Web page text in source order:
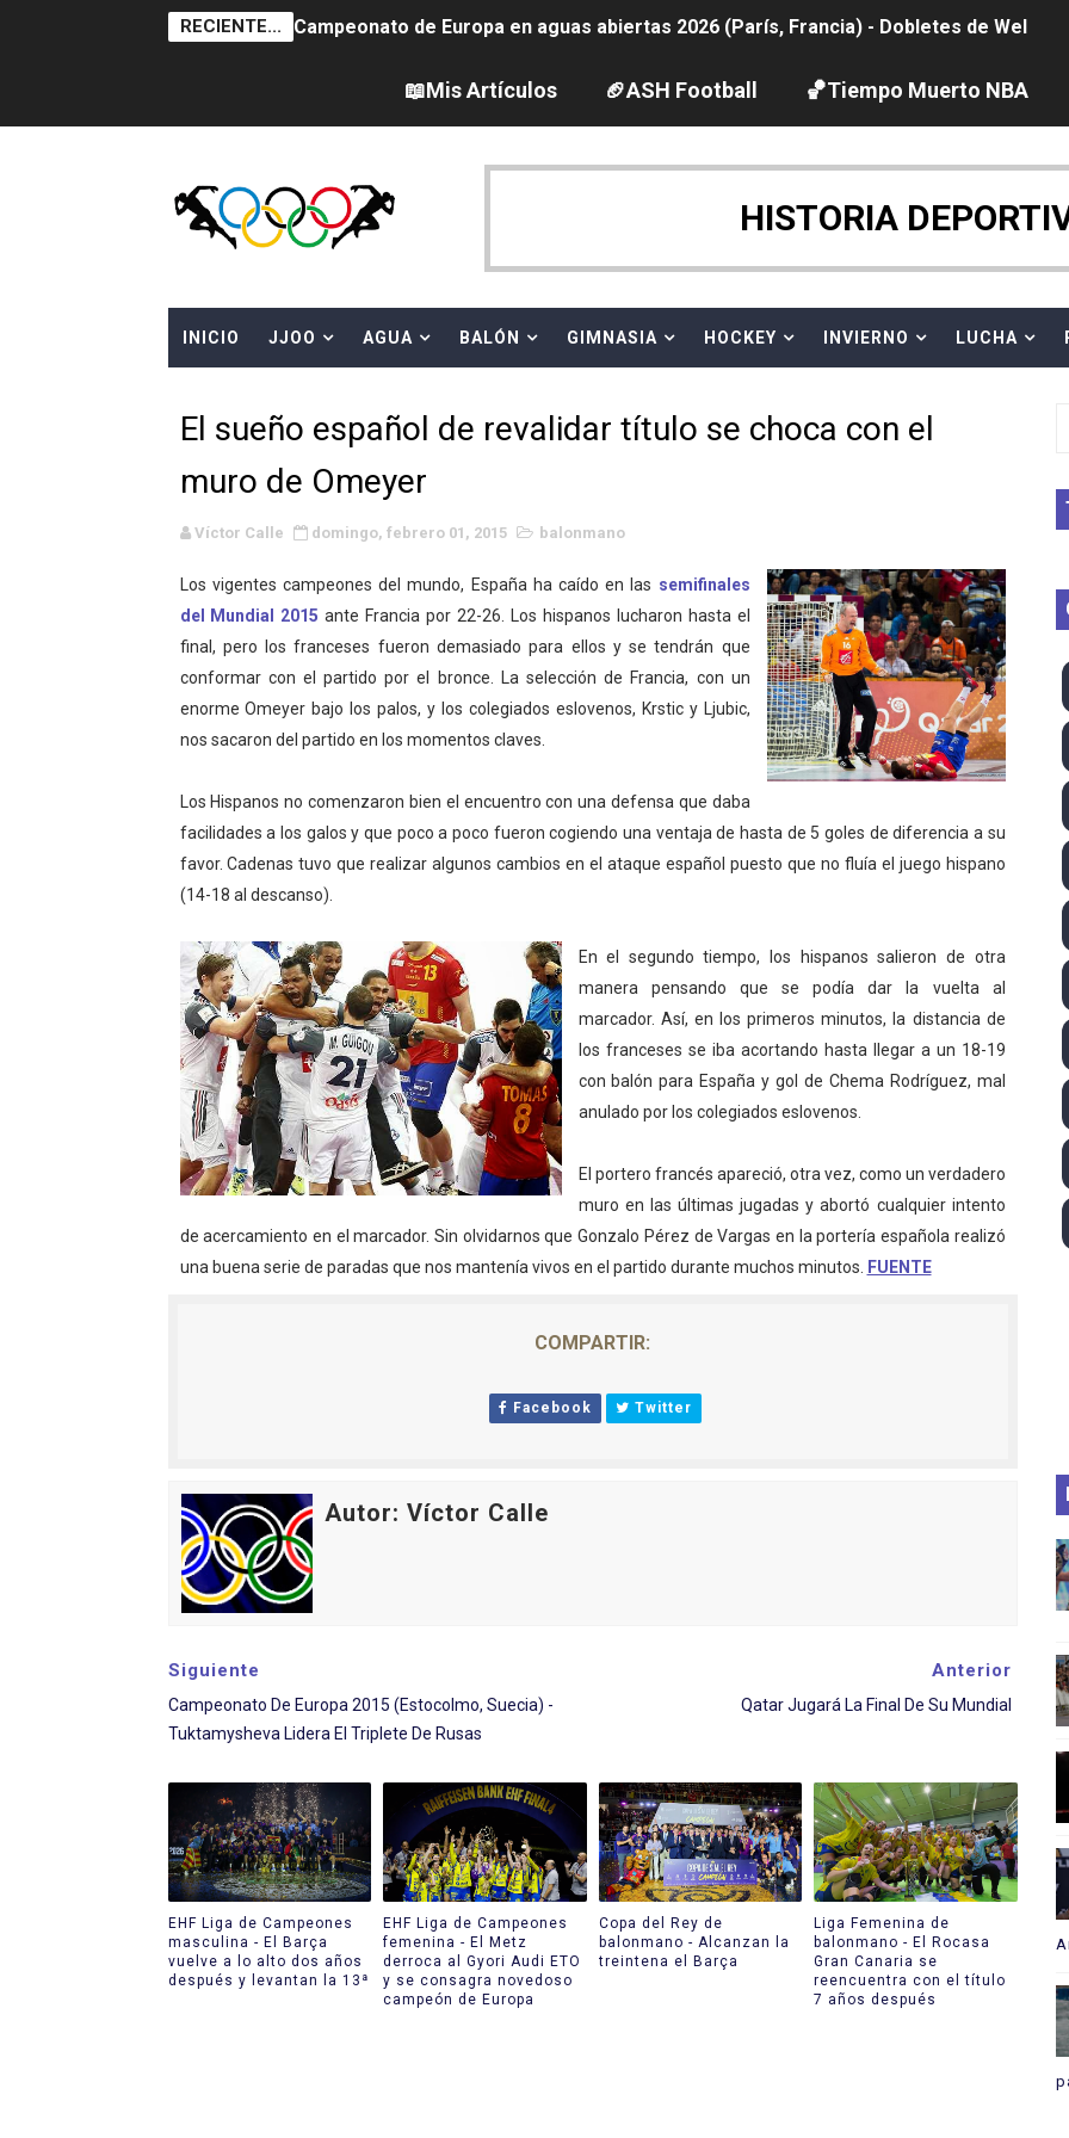
RECIENTE... Campeonato de Europa en aguas abiertas 2026 (París, Francia) - Dobletes de
Campeonato de Europa de pentatlón moderno 2026 (Estambul, Turquía)
Mundial de MotoGP 2026 - GP Gran Bretaña
Canadian Football League 2026 - Week 10
EFA y AFLE 2026 - Regular season
Campeonato de Europa de natación artística 2026 (París, Francia) - España se lleva 8
Grandes éxitos por fin para Chelsea Green, Chad Gable y Baron Corbin en
Campeonato de Europa de MTB 2026 (Monteceneri, Suiza) - Charlie Aldridge y Sina
Campeonato de Europa de remo 2026 (Varese, Italia) - Rumanía, Alemania y Gran
Mundial de lacrosse femenino 2026 (Tokio, Japón) - Estados Unidos invencibles, ya
Máxima celebración en el último Impact! con Jason Hotch como nuevo TNA
Mundial de esgrima 2026 (Hong Kong) - La delegación italiana arrasa con 4 oros y 4
Raquel Rodriguez es la nueva monarca Intercontinental, su primer título individual en
Athletes Unlimited Softball League 2026 - Las Utah Talons son bicampeonas de la
Mundial de piragüismo slalom 2026 (Oklahoma City, Estados Unidos) - Miquel Travé
AEW - Willow al fin es campeona mundial y Maya World arrebata el título TBS a Hikaru
Tour de Francia masculino 2026 - Tadej Pogacar entra en el selecto grupo de los
Mundial de Fórmula 1 2026 - Lando Norris consigue en Hungría su primera victoria
Copa del Mundo femenina 2026 - Estados Unidos campeón dejando a España a las
Mundial Fórmula E 2026 - Victorias de Ticktum y de Vries en Tokyo, con doble podio
Women's Football Alliance 2026 - Minnesota Vixen consigue su ansiado primer título de
📖Mis Artículos 🏈ASH Football 🏀Tiempo Muerto NBA
HISTORIA
INICIO JJOO AGUA BALÓN GIMNASIA HOCKEY INVIERNO LUCHA
El sueño español de revalidar título se choca con el
muro de Omeyer
Víctor Calle domingo, febrero 01, 2015 balonmano
Los vigentes campeones del mundo, España ha caído en las semifinales
del Mundial 2015 ante Francia por 22-26. Los hispanos lucharon hasta el
final, pero los franceses fueron demasiado para ellos y se tendrán que
conformar con el partido por el bronce. La selección de Francia, con un
enorme Omeyer bajo los palos, y los colegiados eslovenos, Krstic y Ljubic,
nos sacaron del partido en los momentos claves.
Los Hispanos no comenzaron bien el encuentro con una defensa que daba
facilidades a los galos y que poco a poco fueron cogiendo una ventaja de hasta de 5 goles de diferencia a su
favor. Cadenas tuvo que realizar algunos cambios en el ataque español puesto que no fluía el juego hispano
(14-18 al descanso).
En el segundo tiempo, los hispanos salieron de otra
manera pensando que se podía dar la vuelta al
marcador. Así, en los primeros minutos, la distancia de
los franceses se iba acortando hasta llegar a un 18-19
con balón para España y gol de Chema Rodríguez, mal
anulado por los colegiados eslovenos.
El portero francés apareció, otra vez, como un verdadero
muro en las últimas jugadas y abortó cualquier intento
de acercamiento en el marcador. Sin olvidarnos que Gonzalo Pérez de Vargas en la portería española realizó
una buena serie de paradas que nos mantenía vivos en el partido durante muchos minutos.
FUENTE
COMPARTIR:
Facebook Twitter
Autor: Víctor Calle
Siguiente
Campeonato De Europa 2015 (Estocolmo, Suecia) -
Tuktamysheva Lidera El Triplete De Rusas
Anterior
Qatar Jugará La Final De Su Mundial
EHF Liga de Campeones
masculina - El Barça
vuelve a lo alto dos años
después y levantan la 13ª
EHF Liga de Campeones
femenina - El Metz
derroca al Gyori Audi ETO
y se consagra novedoso
campeón de Europa
Copa del Rey de
balonmano - Alcanzan la
treintena el Barça
Liga Femenina de
balonmano - El Rocasa
Gran Canaria se
reencuentra con el título
7 años después